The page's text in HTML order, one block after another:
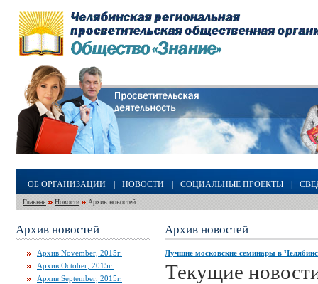
ОБ ОРГАНИЗАЦИИ НОВОСТИ СОЦИАЛЬНЫЕ ПРОЕКТЫ
Главная Новости Архив новостей
Архив новостей
Архив November, 2015г.
Архив October, 2015г.
Архив September, 2015г.
Архив новостей
Лучшие московские семинары в
Текущие